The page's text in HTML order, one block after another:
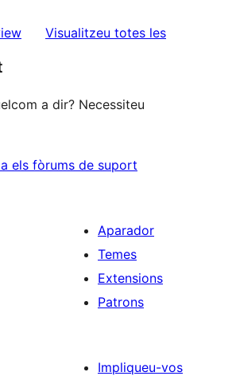
Visualitzeu totes lesressenyes
a dir? Necessiteu
els fòrums de suport
Aparador
Temes
Extensions
Patrons
Impliqueu-vos